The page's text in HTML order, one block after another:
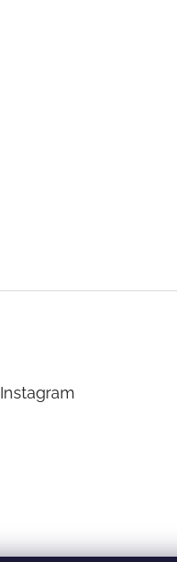
Instagram